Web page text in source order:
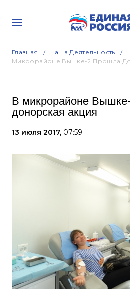
Главная Наша Деятельность
Микрорайоне Вышке-2 Прошла
В микрорайоне
донорская акция
13 июля 2017, 07:59